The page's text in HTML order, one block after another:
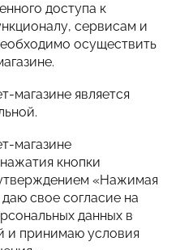
доступа к
сервисам и
осуществить
магазине является
магазине
кнопки
«Нажимая
свое согласие на
данных в
и принимаю условия